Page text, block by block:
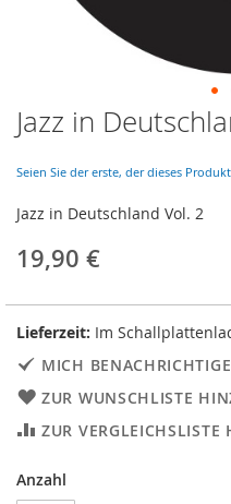
Skip
to
beginning
of
the
images
gallery
Jazz in
Seien Sie der erste, der dieses
Jazz in Deutschland Vol. 2
19,90 €
Lieferzeit: Im
MICH
ZUR WUNSCHLISTE
ZUR VERGLEICHSLISTE
Anzahl